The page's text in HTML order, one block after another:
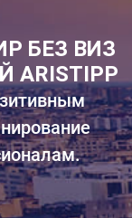
БЕЗ ВИЗ